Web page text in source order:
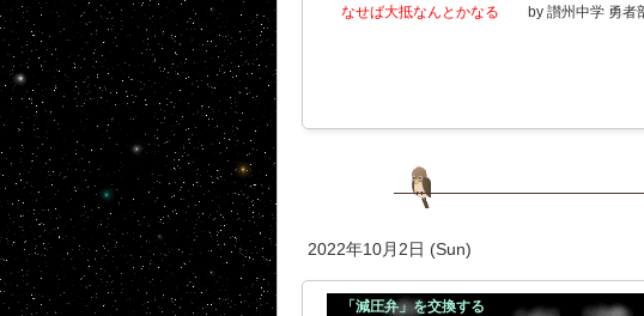
なせば大抵なんとかなる by 讃州中学 勇者
2022年10月2日 (Sun)
「減圧弁」を交換する